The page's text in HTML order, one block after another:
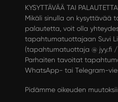
KYSYTTÄVÄÄ TAI
Mikäli sinulla on kysyttävää
palautetta, voit olla
tapahtumatuottajaan Suvi
(tapahtumatuottaja @ jyy.fi /
Parhaiten tavoitat
WhatsApp- tai Telegram-
Pidämme oikeuden